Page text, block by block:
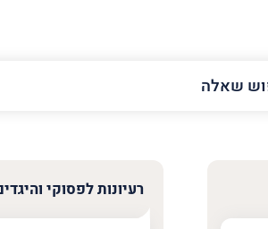
רעיונות לפסוקי